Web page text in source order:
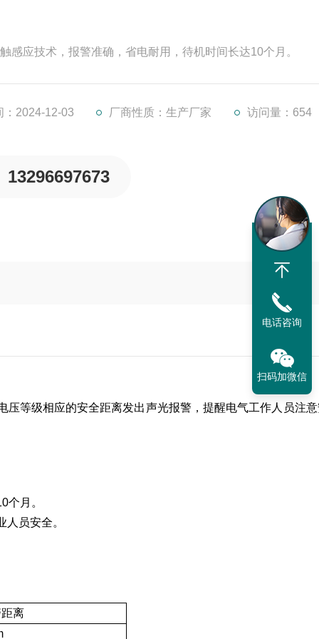
感应技术，报警准确，省电耐用，待机时间长达10个月。
：2024-12-03 厂商性质：生产厂家 访问量：654
13296697673
等级相应的安全距离发出声光报警，提醒电气工作人员注
个月。
员安全。
离
电话咨询
扫码加微信